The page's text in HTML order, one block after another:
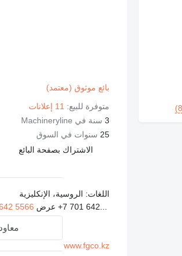
بائع موثوق (معتمد)
متوفرة للبيع: 11 إعلانات
3سنة في Machineryline
25 سنوات في السوق
الاشتراك بصفحة البائع
اللغات: الروسية، الإنكليزية
+7 701 642... عرض 5566
www.fgco.kz